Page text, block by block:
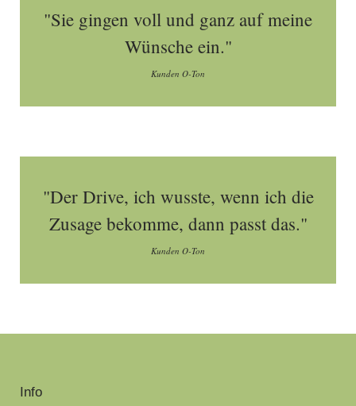
"Sie gingen voll und ganz auf meine
Wünsche ein."
Kunden O-Ton
"Der Drive, ich wusste, wenn ich die
Zusage bekomme, dann passt das."
Kunden O-Ton
Info